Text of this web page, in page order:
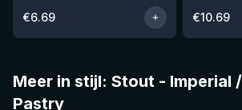
€6.69 €10.69
Meer in stijl: Stout - Imperial
Pastry